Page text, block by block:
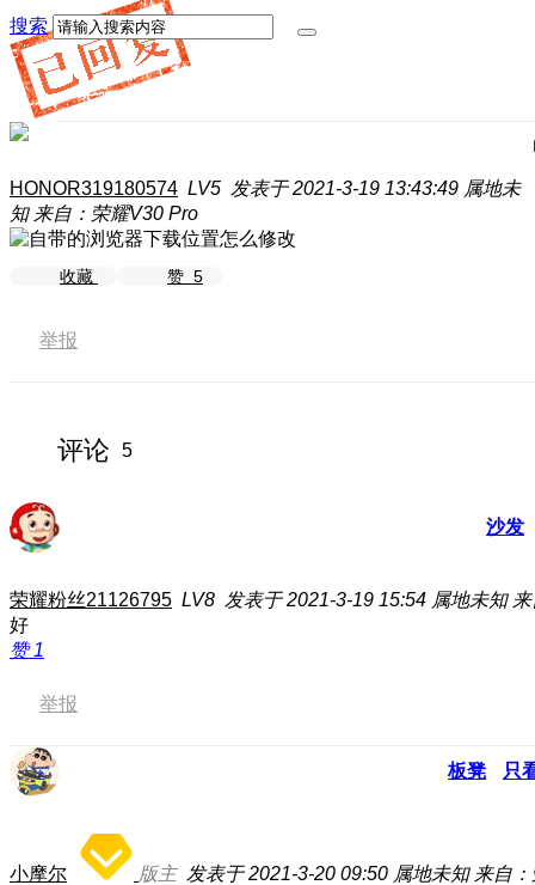
搜索
HONOR319180574 LV5 发表于 2021-3-19 13:43:49 属地未
知 来自：荣耀V30 Pro
收藏 赞 5
举报
评论 5
沙发
荣耀粉丝21126795 LV8 发表于 2021-3-19 15:54 属地未知
好
赞1
举报
板凳 只
小摩尔 版主 发表于 2021-3-20 09:50 属地未知 来自